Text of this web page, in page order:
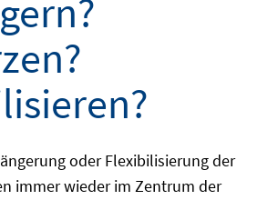
oder Flexibilisierung der
immer wieder im Zentrum der